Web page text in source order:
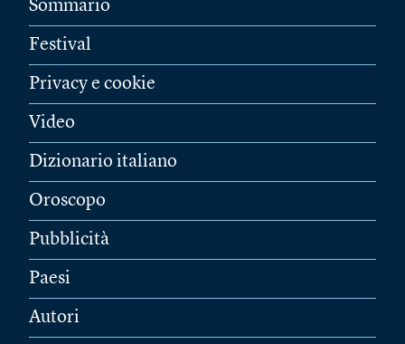
Sommario
Festival
Privacy e cookie
Video
Dizionario italiano
Oroscopo
Pubblicità
Paesi
Autori